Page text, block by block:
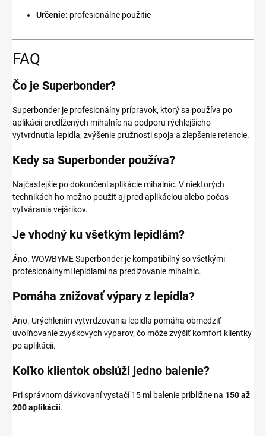
Určenie: profesionálne použitie
FAQ
Čo je Superbonder?
Superbonder je profesionálny prípravok, ktorý sa používa po
aplikácii predĺžených mihalníc na podporu rýchlejšieho
vytvrdnutia lepidla, zvýšenie pružnosti spoja a zlepšenie retencie.
Kedy sa Superbonder používa?
Najčastejšie po dokončení aplikácie mihalníc. V niektorých
technikách ho možno použiť aj pred aplikáciou alebo počas
vytvárania vejárikov.
Je vhodný ku všetkým lepidlám?
Áno. WOWBYME Superbonder je kompatibilný so všetkými
profesionálnymi lepidlami na predlžovanie mihalníc.
Pomáha znižovať výpary z lepidla?
Áno. Urýchlením vytvrdzovania lepidla pomáha obmedziť
uvoľňovanie zvyškových výparov, čo môže zvýšiť komfort klientky
po aplikácii.
Koľko klientok obslúži jedno balenie?
Pri správnom dávkovaní vystačí 15 ml balenie približne na 150 až
200 aplikácií.